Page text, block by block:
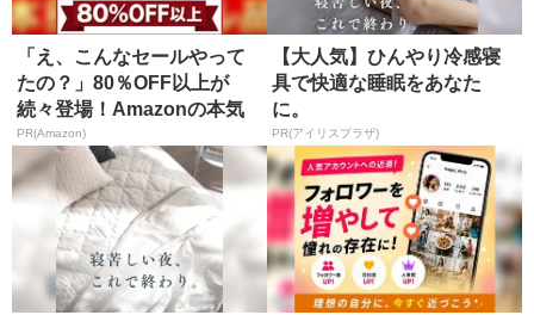
「え、こんなセールやって
たの？」80％OFF以上が
続々登場！Amazonの本気
が...
PR(Amazon)
【大人気】ひんやり冷感寝
具で快適な睡眠をあなた
に。
PR(アイリスプラザ)